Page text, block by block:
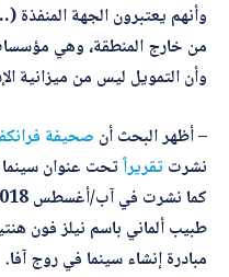
وأنهم يعتبرون الجهة
من خارج المنطقة، وهي
وأن التمويل ليس من ميزانية
– أظهر البحث أن صحيفة
نشرت تقريراً
كما نشرت في آب/أغسطس 2018
طبيب ألماني باسم نيلز فون
مبادرة إنشاء سينما في روج آفا.